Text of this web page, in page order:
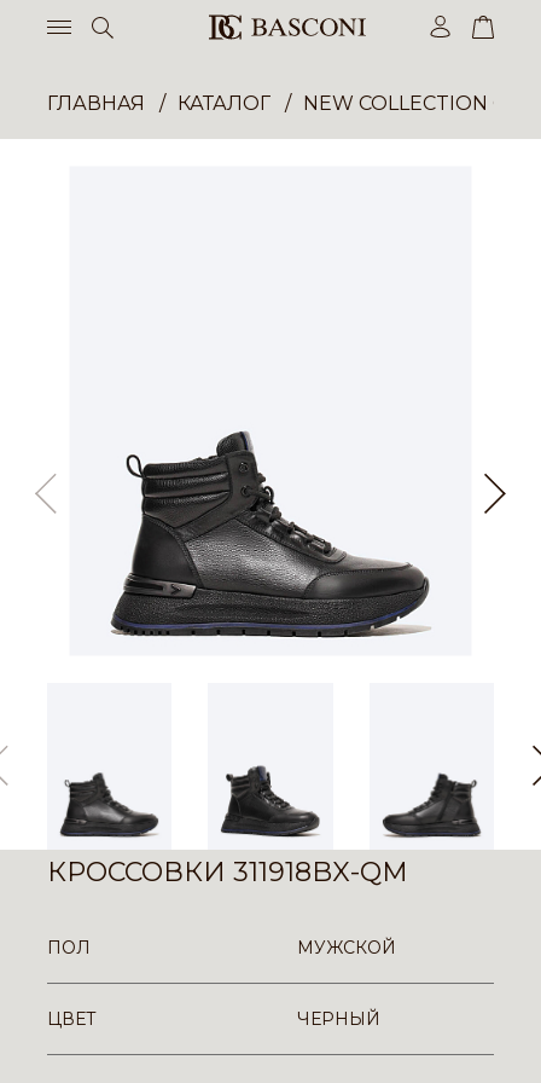
ГЛАВНАЯ КАТАЛОГ NEW COLLECTION
КРОССОВКИ 311918BX-QM
ПОЛ МУЖСКОЙ
ЦВЕТ ЧЕРНЫЙ